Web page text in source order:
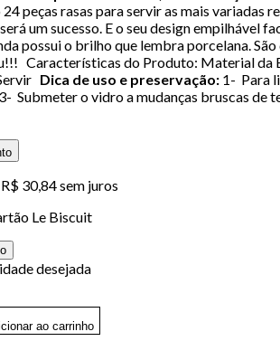
peças rasas para servir as mais variadas
um sucesso. E o seu design
possui o brilho que lembra porcelana.
Características do Produto: Material da
Dica de uso e preservação: 1- Para
Submeter o vidro a mudanças bruscas
30,84 sem juros
Le Biscuit
desejada
ao carrinho